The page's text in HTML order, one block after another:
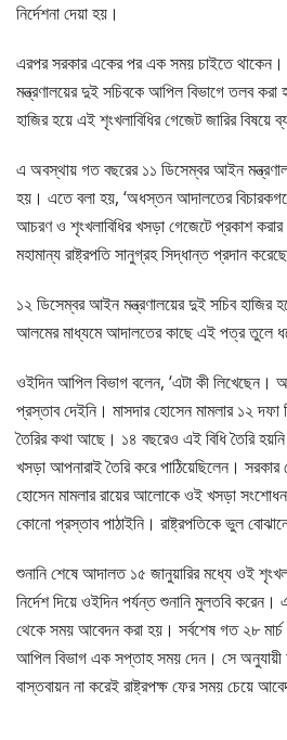
নির্দেশনা দেয়া হয়।
এরপর সরকার একের পর এক সময় চাইতে
মন্ত্রণালয়ের দুই সচিবকে আপিল বিভাগে তলব
হাজির হয়ে এই শৃংখলাবিধির গেজেট জারির বিষয়ে
এ অবস্থায় গত বছরের ১১ ডিসেম্বর আইন
হয়। এতে বলা হয়, ‘অধস্তন আদালতের
আচরণ ও শৃংখলাবিধির খসড়া গেজেটে প্রকাশ
মহামান্য রাষ্ট্রপতি সানুগ্রহ সিদ্ধান্ত প্রদান
১২ ডিসেম্বর আইন মন্ত্রণালয়ের দুই সচিব হাজির
আলমের মাধ্যমে আদালতের কাছে এই পত্র তুলে
ওইদিন আপিল বিভাগ বলেন, ‘এটা কী লিখেছেন।
প্রস্তাব দেইনি। মাসদার হোসেন মামলার ১২ দফা
তৈরির কথা আছে। ১৪ বছরেও এই বিধি তৈরি
খসড়া আপনারাই তৈরি করে পাঠিয়েছিলেন। সরকার
হোসেন মামলার রায়ের আলোকে ওই খসড়া
কোনো প্রস্তাব পাঠাইনি। রাষ্ট্রপতিকে ভুল
শুনানি শেষে আদালত ১৫ জানুয়ারির মধ্যে ওই
নির্দেশ দিয়ে ওইদিন পর্যন্ত শুনানি মুলতবি করেন।
থেকে সময় আবেদন করা হয়। সর্বশেষ গত ২৮ মার্চ
আপিল বিভাগ এক সপ্তাহ সময় দেন। সে
বাস্তবায়ন না করেই রাষ্ট্রপক্ষ ফের সময় চেয়ে